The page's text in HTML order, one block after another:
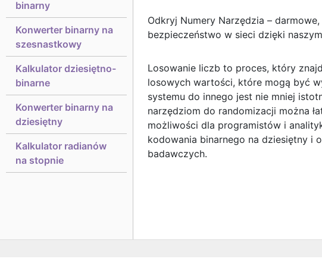
binarny
Konwerter binarny na
szesnastkowy
Kalkulator dziesiętno-
binarne
Konwerter binarny na
dziesiętny
Kalkulator radianów
na stopnie
Odkryj Numery Narzędzia –
bezpieczeństwo w sieci dzięki
Losowanie liczb to proces, który
losowych wartości, które mogą być
systemu do innego jest nie mniej
narzędziom do randomizacji można
możliwości dla programistów i
kodowania binarnego na dziesiętny i
badawczych.